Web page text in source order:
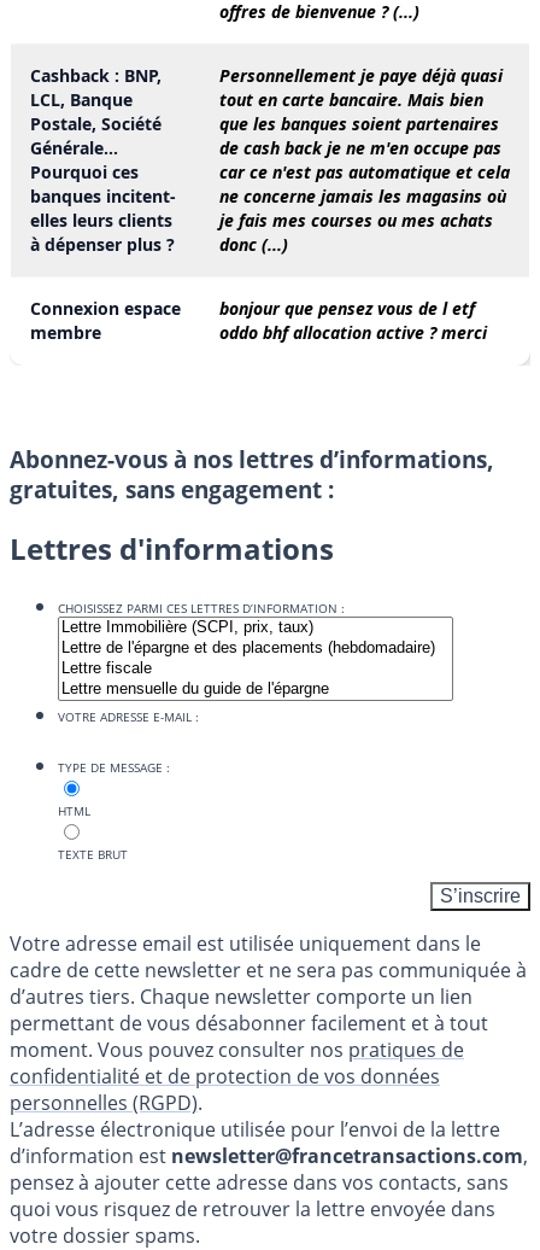
offres de bienvenue ? (...)
Cashback : BNP,
LCL, Banque
Postale, Société
Générale...
Pourquoi ces
banques incitent-
elles leurs clients
à dépenser plus ?
Personnellement je paye déjà quasi
tout en carte bancaire. Mais bien
que les banques soient partenaires
de cash back je ne m'en occupe pas
car ce n'est pas automatique et cela
ne concerne jamais les magasins où
je fais mes courses ou mes achats
donc (...)
Connexion espace
membre
bonjour que pensez vous de l etf
oddo bhf allocation active ? merci
Abonnez-vous à nos lettres d’informations,
gratuites, sans engagement :
Lettres d'informations
CHOISISSEZ PARMI CES LETTRES D’INFORMATION :
VOTRE ADRESSE E-MAIL :
TYPE DE MESSAGE :
HTML
TEXTE BRUT
Votre adresse email est utilisée uniquement dans le
cadre de cette newsletter et ne sera pas communiquée à
d’autres tiers. Chaque newsletter comporte un lien
permettant de vous désabonner facilement et à tout
moment. Vous pouvez consulter nos pratiques de
confidentialité et de protection de vos données
personnelles (RGPD).
L’adresse électronique utilisée pour l’envoi de la lettre
d’information est newsletter@francetransactions.com,
pensez à ajouter cette adresse dans vos contacts, sans
quoi vous risquez de retrouver la lettre envoyée dans
votre dossier spams.